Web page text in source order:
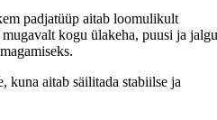
padjatüüp aitab loomulikult
kogu ülakeha, puusi ja
kuna aitab säilitada stabiilse ja